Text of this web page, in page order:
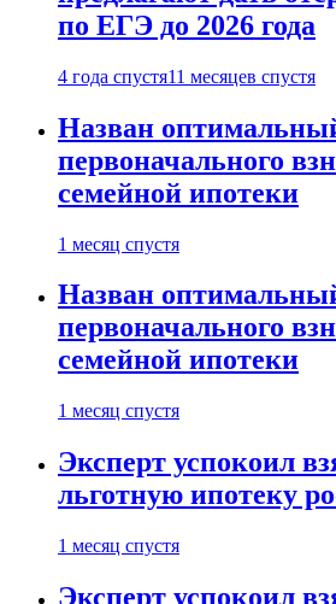
по ЕГЭ до 2026 года
4 года спустя11 месяцев спустя
Назван
первоначального
семейной ипотеки
1 месяц спустя
Назван
первоначального
семейной ипотеки
1 месяц спустя
Эксперт успокоил
льготную ипотеку
1 месяц спустя
Эксперт успокоил